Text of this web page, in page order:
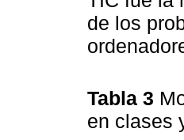
de los
Tabla 3
en clases